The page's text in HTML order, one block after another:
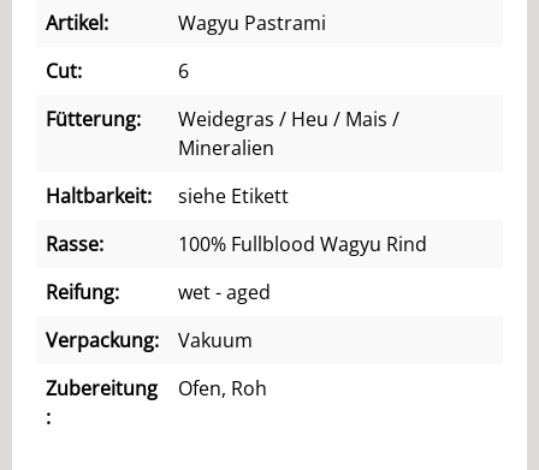
Artikel:
Wagyu Pastrami
Cut:
6
Fütterung:
Weidegras / Heu / Mais /
Mineralien
Haltbarkeit:
siehe Etikett
Rasse:
100% Fullblood Wagyu Rind
Reifung:
wet - aged
Verpackung:
Vakuum
Zubereitung
:
Ofen, Roh